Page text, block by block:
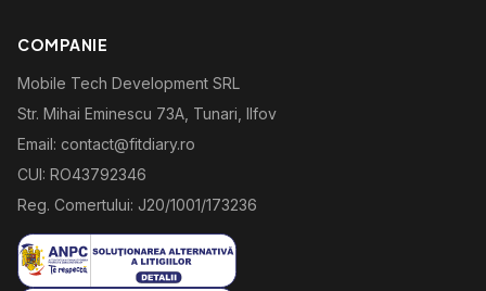
COMPANIE
Mobile Tech Development SRL
Str. Mihai Eminescu 73A, Tunari, Ilfov
Email: contact@fitdiary.ro
CUI: RO43792346
Reg. Comertului: J20/1001/173236